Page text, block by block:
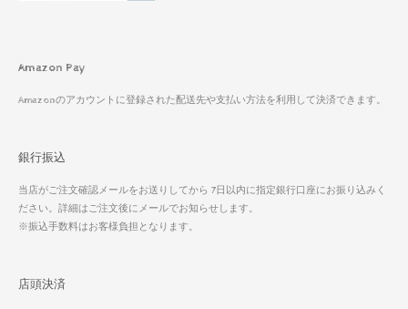
Amazon Pay
Amazonのアカウントに登録された配送先や支払い方法を利用して決済できます。
銀行振込
当店がご注文確認メールをお送りしてから 7日以内に指定銀行口座にお振り込みく
ださい。詳細はご注文後にメールでお知らせします。
※振込手数料はお客様負担となります。
店頭決済